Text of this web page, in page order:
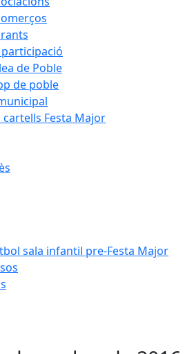
de Poble
de poble
cartells Festa Major
sala infantil pre-Festa Major